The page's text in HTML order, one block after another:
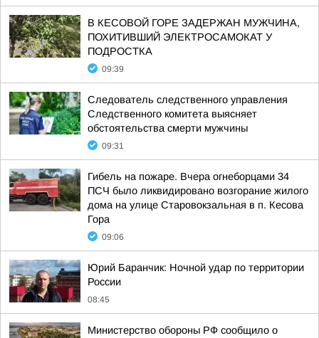
В КЕСОВОЙ ГОРЕ ЗАДЕРЖАН МУЖЧИНА,
ПОХИТИВШИЙ ЭЛЕКТРОСАМОКАТ У
ПОДРОСТКА
09:39
Следователь следственного управления
Следственного комитета выясняет
обстоятельства смерти мужчины
09:31
Гибель на пожаре. Вчера огнеборцами 34
ПСЧ было ликвидировано возгорание жилого
дома на улице Старовокзальная в п. Кесова
Гора
09:06
Юрий Баранчик: Ночной удар по территории
России
08:45
Министерство обороны РФ сообщило о